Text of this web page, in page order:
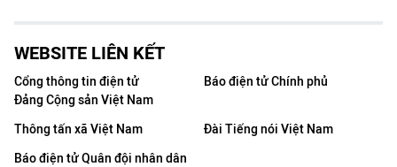
WEBSITE LIÊN KẾT
Cổng thông tin điện tử
Đảng Cộng sản Việt Nam
Báo điện tử Chính phủ
Thông tấn xã Việt Nam
Đài Tiếng nói Việt Nam
Báo điện tử Quân đội nhân dân